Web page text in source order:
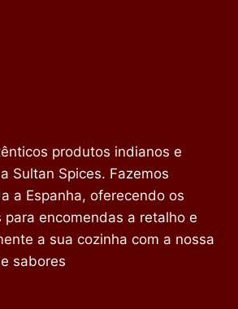
produtos indianos e
Sultan Spices. Fazemos
a Espanha, oferecendo os
para encomendas a retalho e
a sua cozinha com a nossa
sabores